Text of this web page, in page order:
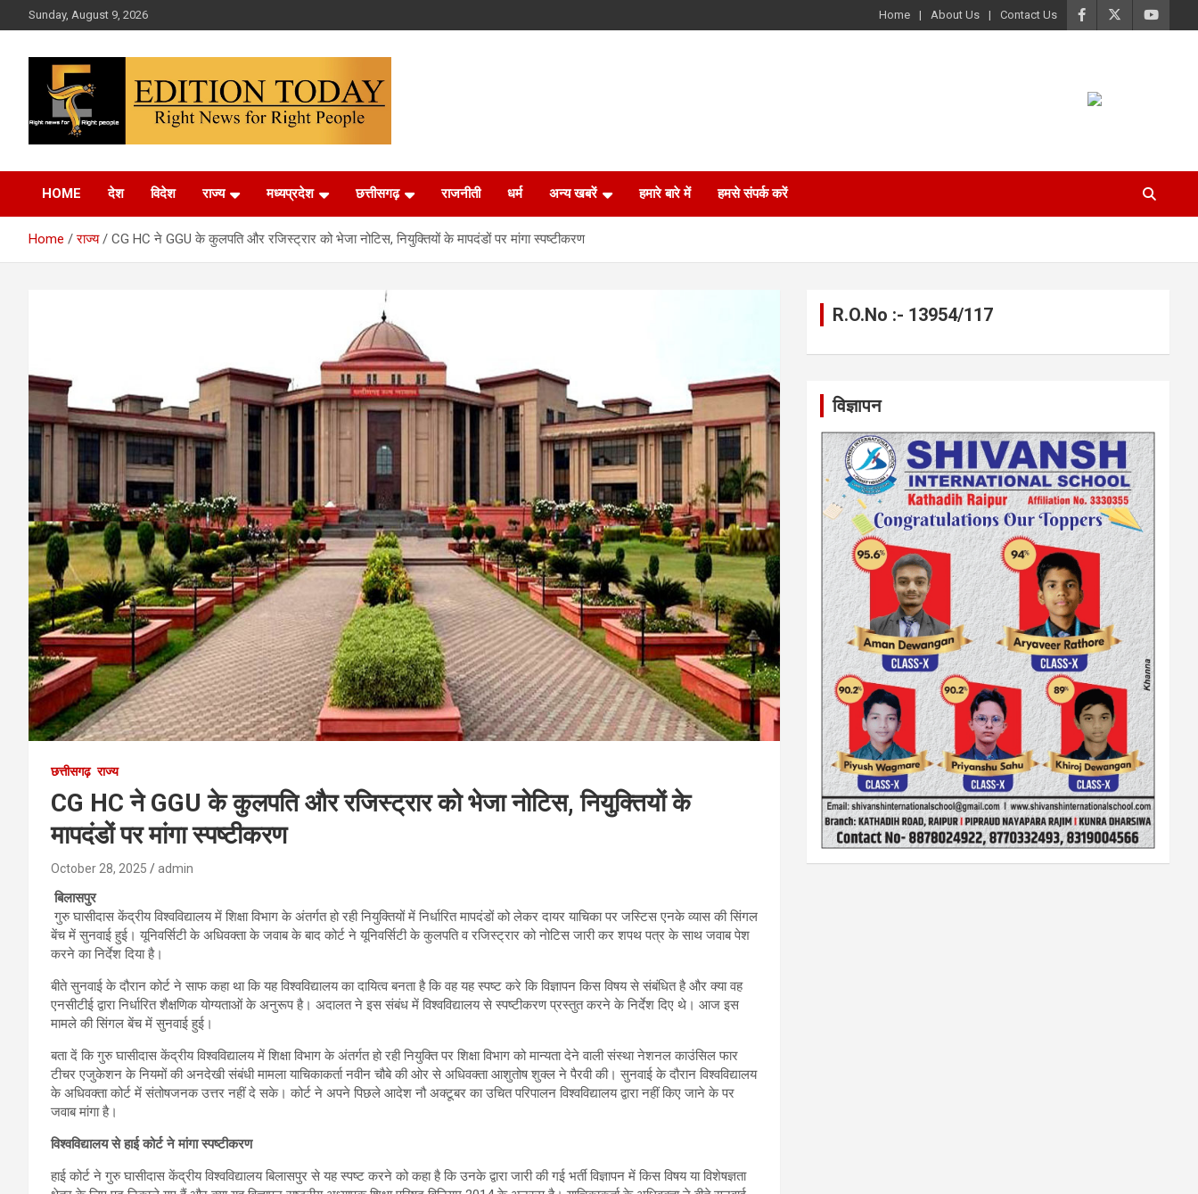
to
Sunday, August 9, 2026 Home About Us Contact Us
Edition Today
HOME देश विदेश राज्य मध्यप्रदेश छत्तीसगढ़ राजनीती धर्म अन्य खबरें हमारे बारे में हमसे संपर्क करें
Home राज्य CG HC ने GGU के कुलपति और रजिस्ट्रार को भेजा नोटिस, नियुक्तियों के मापदंडों पर मांगा स्पष्टीकरण
छत्तीसगढ़ राज्य
CG HC ने GGU के कुलपति और रजिस्ट्रार को भेजा नोटिस, नियुक्तियों के
मापदंडों पर मांगा स्पष्टीकरण
October 28, 2025 admin
बिलासपुर
गुरु घासीदास केंद्रीय विश्वविद्यालय में शिक्षा विभाग के अंतर्गत हो रही नियुक्तियों में निर्धारित मापदंडों को लेकर दायर याचिका पर जस्टिस एनके व्यास की सिंगल
बेंच में सुनवाई हुई। यूनिवर्सिटी के अधिवक्ता के जवाब के बाद कोर्ट ने यूनिवर्सिटी के कुलपति व रजिस्ट्रार को नोटिस जारी कर शपथ पत्र के साथ जवाब पेश
करने का निर्देश दिया है।
बीते सुनवाई के दौरान कोर्ट ने साफ कहा था कि यह विश्वविद्यालय का दायित्व बनता है कि वह यह स्पष्ट करे कि विज्ञापन किस विषय से संबंधित है और क्या वह
एनसीटीई द्वारा निर्धारित शैक्षणिक योग्यताओं के अनुरूप है। अदालत ने इस संबंध में विश्वविद्यालय से स्पष्टीकरण प्रस्तुत करने के निर्देश दिए थे। आज इस
मामले की सिंगल बेंच में सुनवाई हुई।
बता दें कि गुरु घासीदास केंद्रीय विश्वविद्यालय में शिक्षा विभाग के अंतर्गत हो रही नियुक्ति पर शिक्षा विभाग को मान्यता देने वाली संस्था नेशनल काउंसिल फार
टीचर एजुकेशन के नियमों की अनदेखी संबंधी मामला याचिकाकर्ता नवीन चौबे की ओर से अधिवक्ता आशुतोष शुक्ल ने पैरवी की। सुनवाई के दौरान विश्वविद्यालय
के अधिवक्ता कोर्ट में संतोषजनक उत्तर नहीं दे सके। कोर्ट ने अपने पिछले आदेश नौ अक्टूबर का उचित परिपालन विश्वविद्यालय द्वारा नहीं किए जाने के पर
जवाब मांगा है।
विश्वविद्यालय से हाई कोर्ट ने मांगा स्पष्टीकरण
हाई कोर्ट ने गुरु घासीदास केंद्रीय विश्वविद्यालय बिलासपुर से यह स्पष्ट करने को कहा है कि उनके द्वारा जारी की गई भर्ती विज्ञापन में किस विषय या विशेषज्ञता
R.O.No :- 13954/117
विज्ञापन